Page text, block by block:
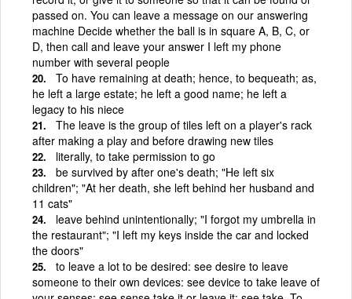
passed on. You can leave a message on our answering
machine Decide whether the ball is in square A, B, C, or
D, then call and leave your answer I left my phone
number with several people
To have remaining at death; hence, to bequeath; as,
he left a large estate; he left a good name; he left a
legacy to his niece
The leave is the group of tiles left on a player's rack
after making a play and before drawing new tiles
literally, to take permission to go
be survived by after one's death; "He left six
children"; "At her death, she left behind her husband and
11 cats"
leave behind unintentionally; "I forgot my umbrella in
the restaurant"; "I left my keys inside the car and locked
the doors"
to leave a lot to be desired: see desire to leave
someone to their own devices: see device to take leave of